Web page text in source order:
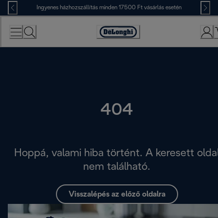
Skip
to
Content
Ingyenes házhozszállítás minden 17500 Ft vásárlás esetén
Accessibility
Statement
404
Hoppá, valami hiba történt. A keresett
nem található.
Visszalépés az előző oldalra